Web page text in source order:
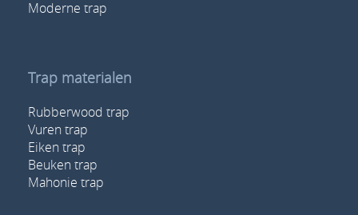
Moderne trap
Trap materialen
Rubberwood trap
Vuren trap
Eiken trap
Beuken trap
Mahonie trap